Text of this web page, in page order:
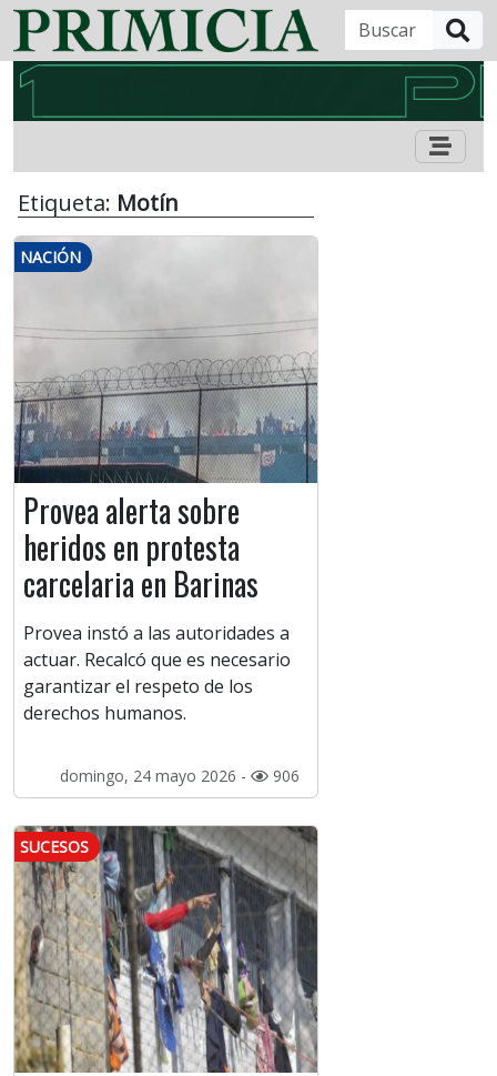
Etiqueta: Motín
NACIÓN
Provea alerta sobre
heridos en protesta
carcelaria en Barinas
Provea instó a las autoridades a
actuar. Recalcó que es necesario
garantizar el respeto de los
derechos humanos.
domingo, 24 mayo 2026 - 906
SUCESOS